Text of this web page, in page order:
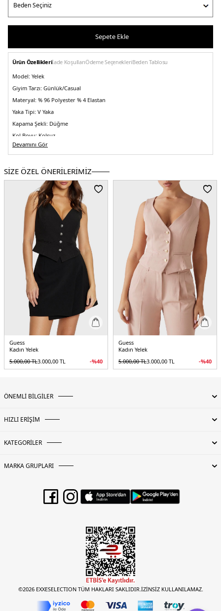
Sepete Ekle
Ürün Özellikleriİade KoşullarıÖdeme SeçenekleriBeden Tablosu
Model: Yelek
Giyim Tarzı: Günlük/Casual
Materyal: % 96 Polyester % 4 Elastan
Yaka Tipi: V Yaka
Kapama Şekli: Düğme
Kol Boyu: Kolsuz
Cep:Cepli
Menşei:Çin
5DY2W5RH85WGX02F9AW.17
Devamını Gör
SİZE ÖZEL ÖNERİLERİMİZ
Guess
Kadın Yelek
5.000,00TL3.000,00 TL -%40
Guess
Kadın Yelek
5.000,00TL3.000,00 TL -%40
ÖNEMLİ BİLGİLER
HIZLI ERİŞİM
KATEGORİLER
MARKA GRUPLARI
©2026 EXXESELECTION TÜM HAKLARI SAKLIDIR.İZİNSİZ KULLANILAMAZ.